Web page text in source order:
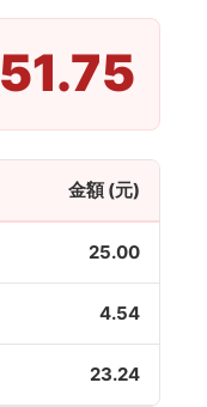
51.75
金額 (元)
25.00
4.54
23.24